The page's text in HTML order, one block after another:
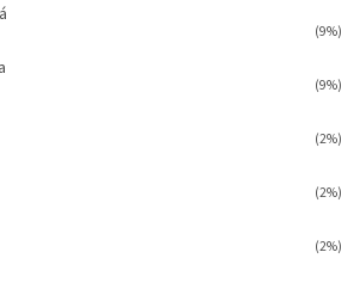
(9%)
(9%)
(2%)
(2%)
(2%)